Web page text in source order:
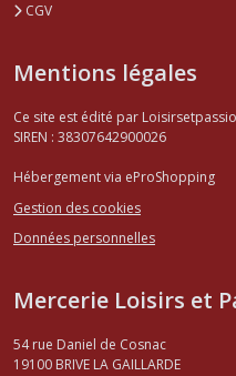
CGV
Mentions légales
Ce site est édité par
SIREN : 38307642900026
Hébergement via eProShopping
Gestion des cookies
Données personnelles
Mercerie Loisirs et
54 rue Daniel de Cosnac
19100 BRIVE LA GAILLARDE